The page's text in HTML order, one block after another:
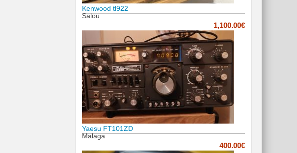
Kenwood tl922
Salou
1,100.00€
Yaesu FT101ZD
Malaga
400.00€